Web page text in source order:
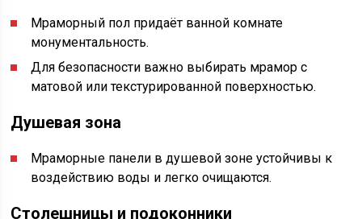
Мраморный пол придаёт ванной комнате
монументальность.
Для безопасности важно выбирать мрамор с
матовой или текстурированной поверхностью.
Душевая зона
Мраморные панели в душевой зоне устойчивы к
воздействию воды и легко очищаются.
Столешницы и подоконники